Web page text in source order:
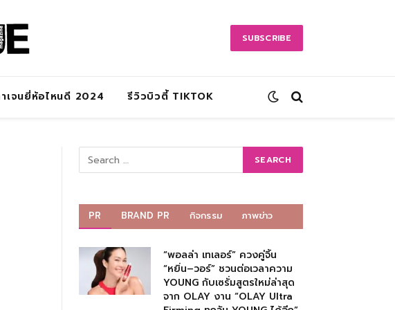
SUBSCRIBE
เจนยี่ห้อไหนดี 2024 รีวิวบิวตี้ TIKTOK
PR BRAND PR กิจกรรม ภาพข่าว
“พอลล่า เทเลอร์” ควงคู่จิ้น
“หยิ่น–วอร์” ชวนต่อเวลาความ
YOUNG กับเซรั่มสูตรใหม่ล่าสุด
จาก OLAY งาน “OLAY Ultra